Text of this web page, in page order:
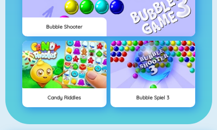
Bubble Shooter
Candy Riddles Bubble Spiel 3